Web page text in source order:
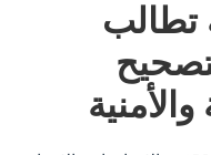
تطالب